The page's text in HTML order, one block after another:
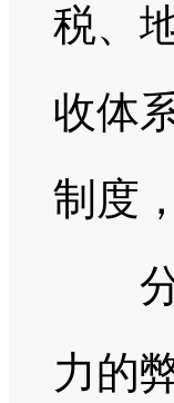
税、
收体
制度
分
力的